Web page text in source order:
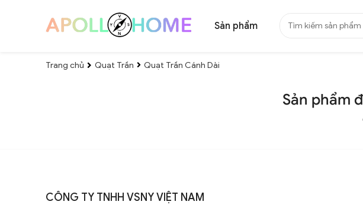
Sản phẩm
Trang chủ Quạt Trần Quạt Trần Cánh Dài
Sản phẩm
CÔNG TY TNHH VSNY VIỆT NAM